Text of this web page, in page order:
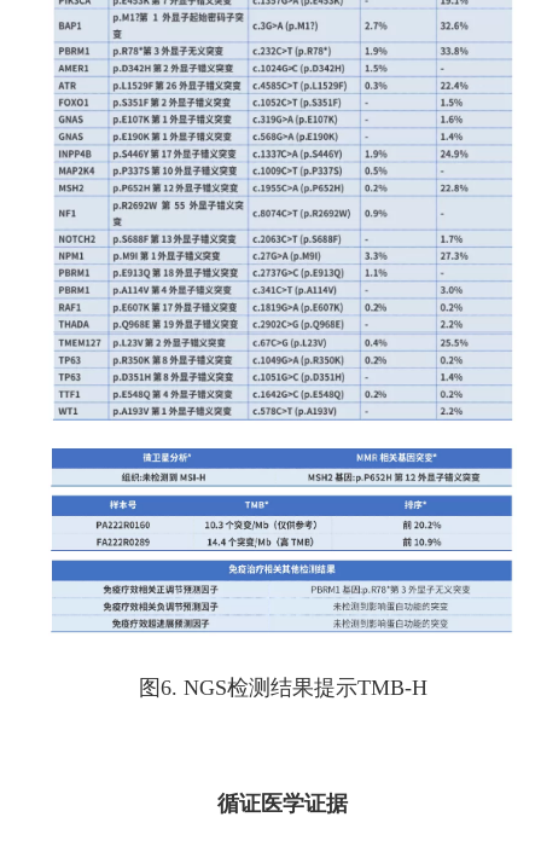
图6. NGS检测结果提示TMB-H
循证医学证据